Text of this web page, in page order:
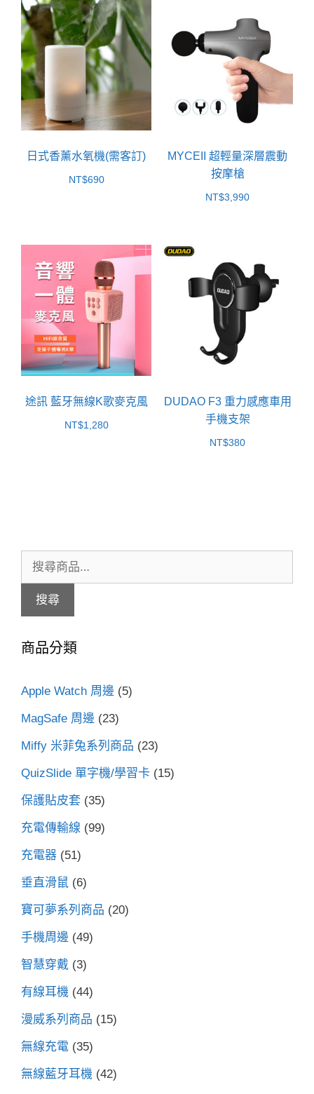
日式香薰水氧機(需客訂)
NT$690
MYCEII 超輕量深層震動
按摩槍
NT$3,990
途訊 藍牙無線K歌麥克風
NT$1,280
DUDAO F3 重力感應車用
手機支架
NT$380
尋
字:
搜尋
商品分類
Apple Watch 周邊 (5)
MagSafe 周邊 (23)
Miffy 米菲兔系列商品 (23)
QuizSlide 單字機/學習卡 (15)
保護貼皮套 (35)
充電傳輸線 (99)
充電器 (51)
垂直滑鼠 (6)
寶可夢系列商品 (20)
手機周邊 (49)
智慧穿戴 (3)
有線耳機 (44)
漫威系列商品 (15)
無線充電 (35)
無線藍牙耳機 (42)